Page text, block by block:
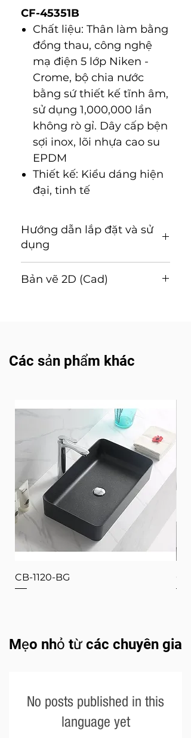
CF-45351B
Chất liệu: Thân làm bằng
đồng thau, công nghệ
mạ điện 5 lớp Niken -
Crome, bộ chia nước
bằng sứ thiết kế tĩnh âm,
sử dụng 1,000,000 lần
không rò gỉ. Dây cấp bện
sợi inox, lõi nhựa cao su
EPDM
Thiết kế: Kiểu dáng hiện
đại, tinh tế
Hướng dẫn lắp đặt và sử
dụng
dụng ( Tải về)
Bản vẽ 2D (Cad)
Các sản phẩm khác
CB-1120-BG
Mẹo nhỏ từ các chuyên gia
No posts published in this
language yet